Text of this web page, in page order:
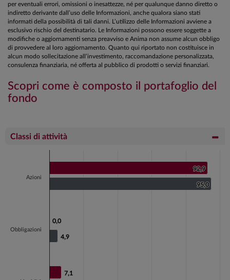
per eventuali errori, omissioni o inesattezze, né per qualunque danno diretto o
indiretto derivante dall’uso delle Informazioni, anche qualora siano stati
informati della possibilità di tali danni. L’utilizzo delle Informazioni avviene a
esclusivo rischio del destinatario. Le Informazioni possono essere soggette a
modifiche o aggiornamenti senza preavviso e Anima non assume alcun obbligo
di provvedere al loro aggiornamento. Quanto qui riportato non costituisce in
alcun modo sollecitazione all’investimento, raccomandazione personalizzata,
consulenza finanziaria, né offerta al pubblico di prodotti o servizi finanziari.
Scopri come è composto il portafoglio del
fondo
Classi di attività
View as data table, Chart
92,9
92,9
0,0
0,0
7,1
7,1
95,0
95,0
4,9
4,9
Azioni
Obbligazioni